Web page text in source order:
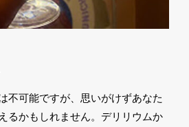
不可能ですが、思いがけずあなた
るかもしれません。デリリウムか